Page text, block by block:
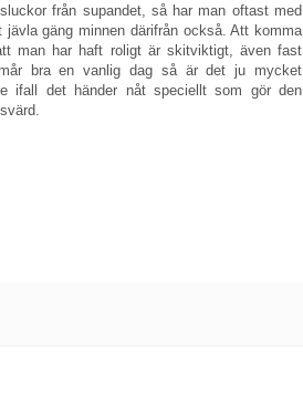
från supandet, så har man oftast med
jävla gäng minnen därifrån också. Att komma
man har haft roligt är skitviktigt, även fast
bra en vanlig dag så är det ju mycket
ifall det händer nåt speciellt som gör den